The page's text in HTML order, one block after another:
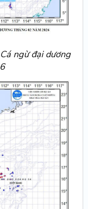
ngừ đại dương